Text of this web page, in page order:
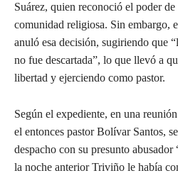
Suárez, quien reconoció el poder
comunidad religiosa. Sin embargo,
anuló esa decisión, sugiriendo que
no fue descartada”, lo que llevó a
libertad y ejerciendo como pastor.
Según el expediente, en una
el entonces pastor Bolívar Santos,
despacho con su presunto
la noche anterior Triviño le había